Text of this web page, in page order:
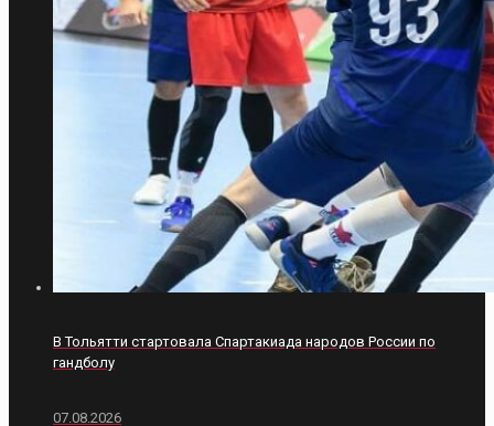
В Тольятти стартовала Спартакиада народов России по
гандболу
07.08.2026